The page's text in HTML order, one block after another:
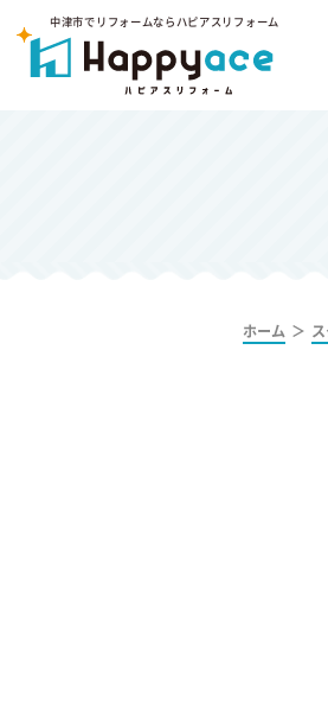
中津市でリフォームならハピアスリフォーム
ホーム